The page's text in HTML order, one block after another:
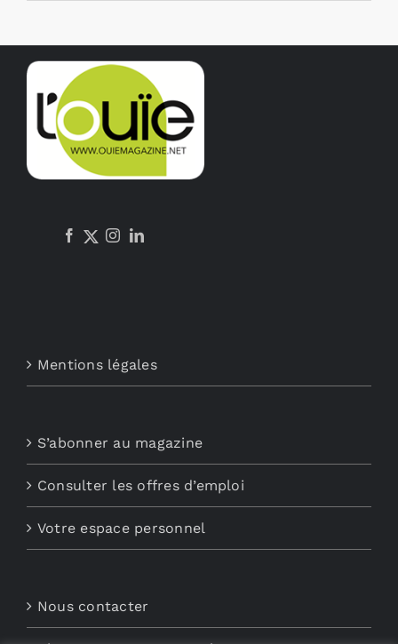
Mentions légales
S’abonner au magazine
Consulter les offres d’emploi
Votre espace personnel
Nous contacter